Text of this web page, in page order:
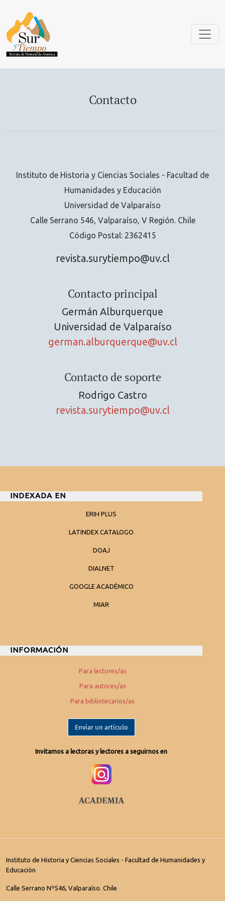
Contacto
Instituto de Historia y Ciencias Sociales - Facultad de
Humanidades y Educación
Universidad de Valparaíso
Calle Serrano 546, Valparaíso, V Región. Chile
Código Postal: 2362415
revista.surytiempo@uv.cl
Contacto principal
Germán Alburquerque
Universidad de Valparaíso
german.alburquerque@uv.cl
Contacto de soporte
Rodrigo Castro
revista.surytiempo@uv.cl
INDEXADA EN
ERIH PLUS
LATINDEX CATALOGO
DOAJ
DIALNET
GOOGLE ACADÉMICO
MIAR
INFORMACIÓN
Para lectores/as
Para autores/as
Para bibliotecarios/as
Enviar un artículo
Invitamos a lectoras y lectores a seguirnos en
Instituto de Historia y Ciencias Sociales - Facultad de Humanidades y
Educación
Calle Serrano Nº546, Valparaíso. Chile